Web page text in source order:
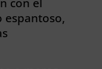
espantoso,